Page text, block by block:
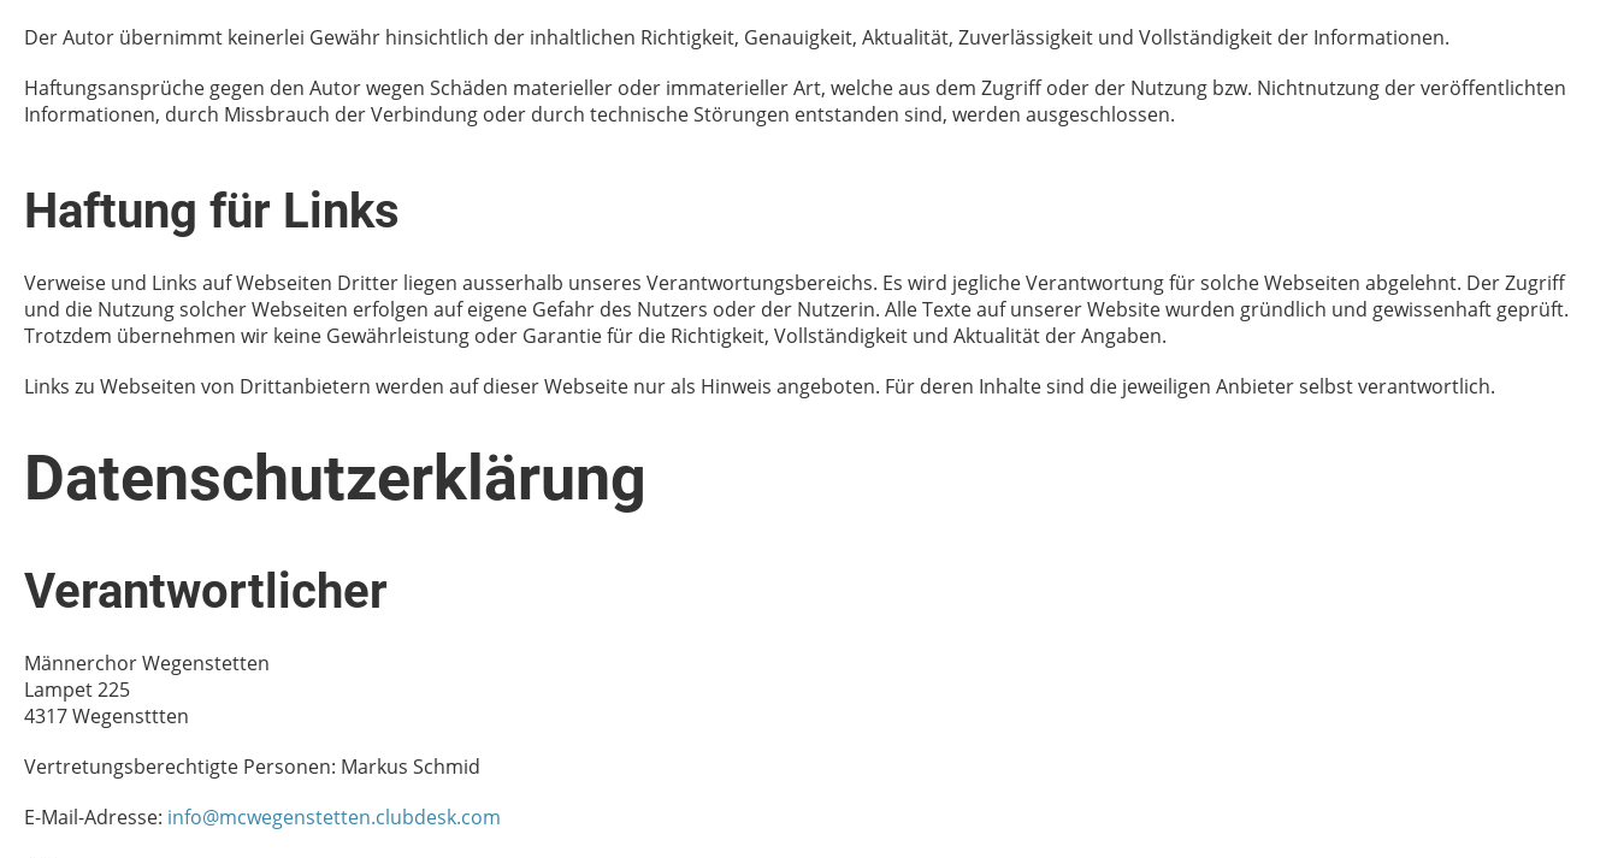
Der Autor übernimmt keinerlei Gewähr hinsichtlich der inhaltlichen Richtigkeit, Genauigkeit, Aktualität, Zuverlässigkeit und Vollständigkeit der Informationen.
Haftungsansprüche gegen den Autor wegen Schäden materieller oder immaterieller Art, welche aus dem Zugriff oder der Nutzung bzw. Nichtnutzung der veröffentlichten
Informationen, durch Missbrauch der Verbindung oder durch technische Störungen entstanden sind, werden ausgeschlossen.
Haftung für Links
Verweise und Links auf Webseiten Dritter liegen ausserhalb unseres Verantwortungsbereichs. Es wird jegliche Verantwortung für solche Webseiten abgelehnt. Der Zugriff
und die Nutzung solcher Webseiten erfolgen auf eigene Gefahr des Nutzers oder der Nutzerin. Alle Texte auf unserer Website wurden gründlich und gewissenhaft geprüft.
Trotzdem übernehmen wir keine Gewährleistung oder Garantie für die Richtigkeit, Vollständigkeit und Aktualität der Angaben.
Links zu Webseiten von Drittanbietern werden auf dieser Webseite nur als Hinweis angeboten. Für deren Inhalte sind die jeweiligen Anbieter selbst verantwortlich.
Datenschutzerklärung
Verantwortlicher
Männerchor Wegenstetten
Lampet 225
4317 Wegensttten
Vertretungsberechtigte Personen: Markus Schmid
E-Mail-Adresse: info@mcwegenstetten.clubdesk.com